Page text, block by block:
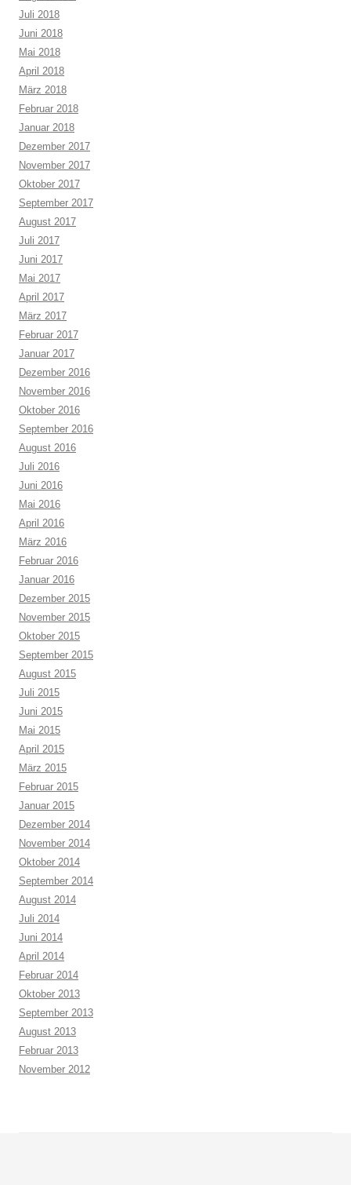
Juli 2018
Juni 2018
Mai 2018
April 2018
März 2018
Februar 2018
Januar 2018
Dezember 2017
November 2017
Oktober 2017
September 2017
August 2017
Juli 2017
Juni 2017
Mai 2017
April 2017
März 2017
Februar 2017
Januar 2017
Dezember 2016
November 2016
Oktober 2016
September 2016
August 2016
Juli 2016
Juni 2016
Mai 2016
April 2016
März 2016
Februar 2016
Januar 2016
Dezember 2015
November 2015
Oktober 2015
September 2015
August 2015
Juli 2015
Juni 2015
Mai 2015
April 2015
März 2015
Februar 2015
Januar 2015
Dezember 2014
November 2014
Oktober 2014
September 2014
August 2014
Juli 2014
Juni 2014
April 2014
Februar 2014
Oktober 2013
September 2013
August 2013
Februar 2013
November 2012